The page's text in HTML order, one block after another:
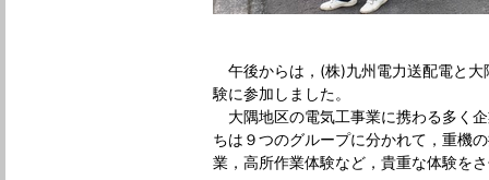
午後からは，(株)九州電力送配電と
験に参加しました。
大隅地区の電気工事業に携わる多く
ちは９つのグループに分かれて，重機
業，高所作業体験など，貴重な体験を